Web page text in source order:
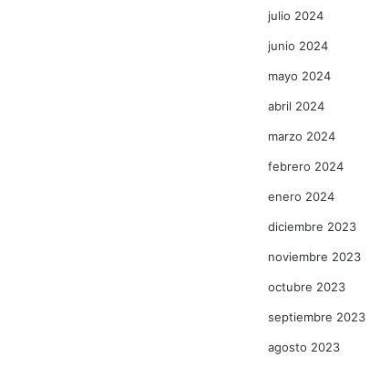
julio 2024
junio 2024
mayo 2024
abril 2024
marzo 2024
febrero 2024
enero 2024
diciembre 2023
noviembre 2023
octubre 2023
septiembre 2023
agosto 2023